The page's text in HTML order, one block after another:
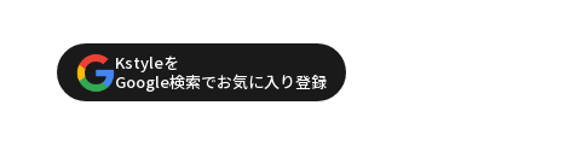
Kstyleを
Google検索でお気に入り登録